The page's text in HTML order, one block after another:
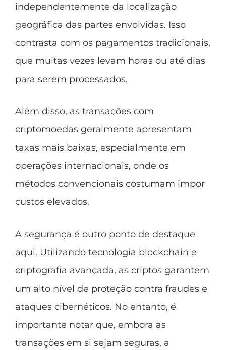
independentemente da localização
geográfica das partes envolvidas. Isso
contrasta com os pagamentos tradicionais,
que muitas vezes levam horas ou até dias
para serem processados.
Além disso, as transações com
criptomoedas geralmente apresentam
taxas mais baixas, especialmente em
operações internacionais, onde os
métodos convencionais costumam impor
custos elevados.
A segurança é outro ponto de destaque
aqui. Utilizando tecnologia blockchain e
criptografia avançada, as criptos garantem
um alto nível de proteção contra fraudes e
ataques cibernéticos. No entanto, é
importante notar que, embora as
transações em si sejam seguras, a